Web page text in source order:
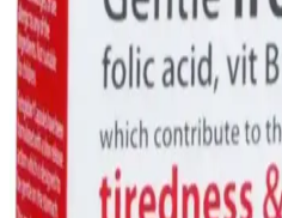
Ocean Demir Damla: Demir
Yaşam İçin Güvenilir
Ocean Demir Damla, damla
kolaylığı sağlar, demir eksikliği ve
takviye seçeneğidir.
Marketlerde Bulunan
Kullanım İpuçları ve